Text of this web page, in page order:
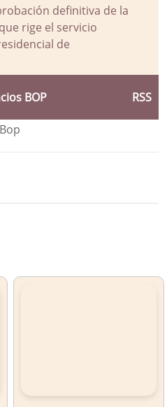
definitiva de la
rige el servicio
de
BOP RSS